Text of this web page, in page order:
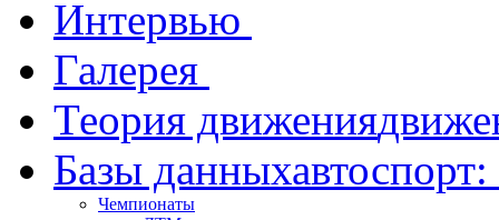
Интервью
Галерея
Теория движения
Базы данных
Чемпионаты